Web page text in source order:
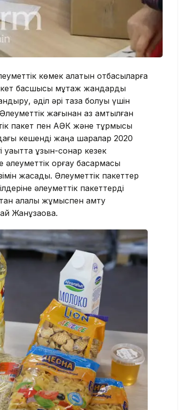
көмек алатын отбасыларға
басшысы мұқтаж жандарды
әділ әрі таза болуы үшін
жағынан аз қамтылған
пакет пен АӘК және тұрмысы
кешенді жаңа шаралар 2020
ұзын-сонар кезек
қорғау басқармасы
жасады. Әлеуметтік пакеттер
әлеуметтік пакеттерді
қалалық жұмыспен қамту
Жанұзақова.